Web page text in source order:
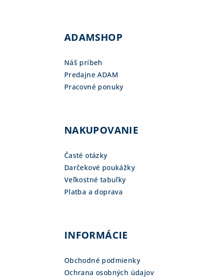
ADAMSHOP
Náš príbeh
Predajne ADAM
Pracovné ponuky
NAKUPOVANIE
Časté otázky
Darčekové poukážky
Veľkostné tabuľky
Platba a doprava
INFORMÁCIE
Obchodné podmienky
Ochrana osobných údajov